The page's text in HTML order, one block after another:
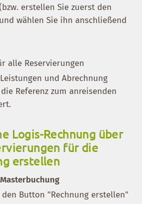
erstellen Sie zuerst den
wählen Sie ihn anschließend
alle Reservierungen
und Abrechnung
Referenz zum anreisenden
Logis-Rechnung über
für die
erstellen
Masterbuchung
Button "Rechnung erstellen"